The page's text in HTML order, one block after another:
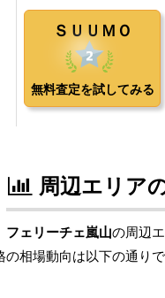
周辺エリア
フェリーチェ嵐山の周辺
の相場動向は以下の通りで